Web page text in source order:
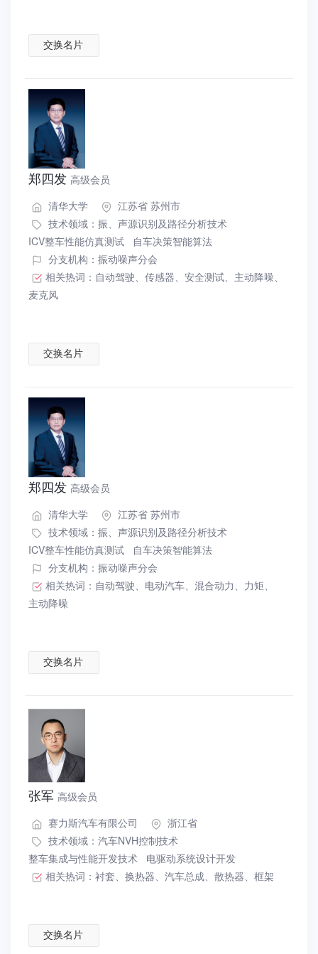
交换名片
郑四发 高级会员
清华大学
江苏省 苏州市
技术领域： 振、声源识别及路径分析技术
ICV整车性能仿真测试
自车决策智能算法
分支机构：振动噪声分会
相关热词： 自动驾驶、 传感器、 安全测试、 主动降噪、
麦克风
交换名片
郑四发 高级会员
清华大学
江苏省 苏州市
技术领域： 振、声源识别及路径分析技术
ICV整车性能仿真测试
自车决策智能算法
分支机构：振动噪声分会
相关热词： 自动驾驶、 电动汽车、 混合动力 、 力矩、
主动降噪
交换名片
张军 高级会员
赛力斯汽车有限公司
浙江省
技术领域： 汽车NVH控制技术
整车集成与性能开发技术
电驱动系统设计开发
相关热词： 衬套、 换热器、 汽车总成、 散热器、 框架
交换名片